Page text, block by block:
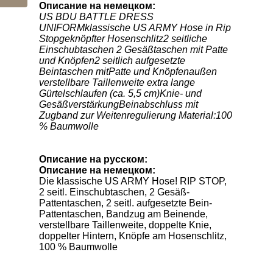
Описание на немецком:
US BDU BATTLE DRESS
UNIFORMklassische US ARMY Hose in Rip
Stopgeknöpfter Hosenschlitz2 seitliche
Einschubtaschen 2 Gesäßtaschen mit Patte
und Knöpfen2 seitlich aufgesetzte
Beintaschen mitPatte und Knöpfenaußen
verstellbare Taillenweite extra lange
Gürtelschlaufen (ca. 5,5 cm)Knie- und
GesäßverstärkungBeinabschluss mit
Zugband zur Weitenregulierung Material:100
% Baumwolle
Описание на русском:
Описание на немецком:
Die klassische US ARMY Hose! RIP STOP,
2 seitl. Einschubtaschen, 2 Gesäß-
Pattentaschen, 2 seitl. aufgesetzte Bein-
Pattentaschen, Bandzug am Beinende,
verstellbare Taillenweite, doppelte Knie,
doppelter Hintern, Knöpfe am Hosenschlitz,
100 % Baumwolle